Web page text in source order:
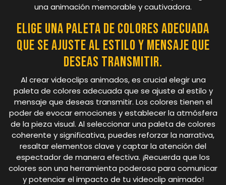
una animación memorable y cautivadora.
Elige una paleta de colores adecuada
que se ajuste al estilo y mensaje que
deseas transmitir.
Al crear videoclips animados, es crucial elegir una
paleta de colores adecuada que se ajuste al estilo y
mensaje que deseas transmitir. Los colores tienen el
poder de evocar emociones y establecer la atmósfera
de la pieza visual. Al seleccionar una paleta de colores
coherente y significativa, puedes reforzar la narrativa,
resaltar elementos clave y captar la atención del
espectador de manera efectiva. ¡Recuerda que los
colores son una herramienta poderosa para comunicar
y potenciar el impacto de tu videoclip animado!